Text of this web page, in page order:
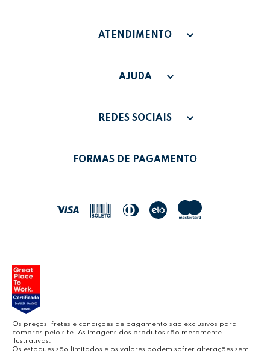
QUEM SOMOS
FAQ
ATENDIMENTO
SAC - SAC@GRUPOLEONORA.COM.BR
MINHA CONTA
AJUDA
PAGAMENTO
POLÍTICA DE TROCAS
REDES SOCIAIS
FORMAS DE PAGAMENTO
Os preços, fretes e condições de pagamento são exclusivos para
compras pelo site. As imagens dos produtos são meramente
ilustrativas.
Os estoques são limitados e os valores podem sofrer alterações sem